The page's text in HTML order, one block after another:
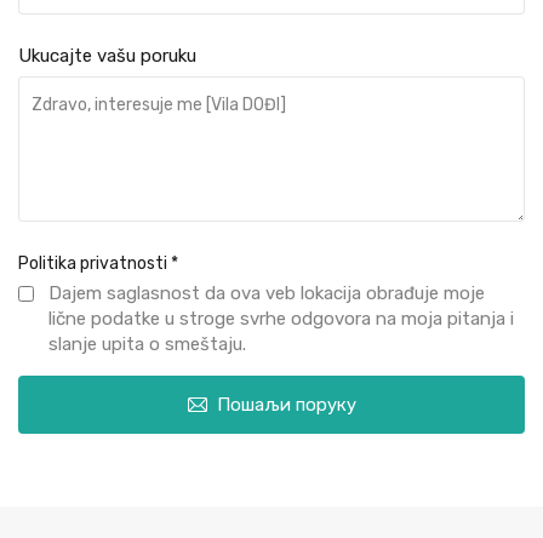
Ukucajte vašu poruku
Politika privatnosti *
Dajem saglasnost da ova veb lokacija obrađuje moje
lične podatke u stroge svrhe odgovora na moja pitanja i
slanje upita o smeštaju.
Пошаљи поруку